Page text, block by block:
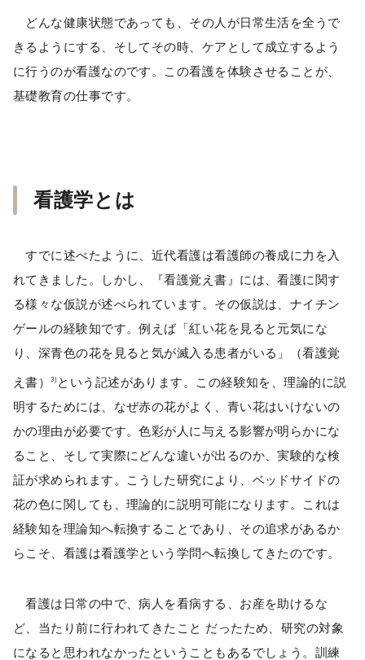
どんな健康状態であっても、その人が日常生活を全うで
きるようにする、そしてその時、ケアとして成立するよう
に行うのが看護なのです。この看護を体験させることが、
基礎教育の仕事です。
看護学とは
すでに述べたように、近代看護は看護師の養成に力を入
れてきました。しかし、『看護覚え書』には、看護に関す
る様々な仮説が述べられています。その仮説は、ナイチン
ゲールの経験知です。例えば「紅い花を見ると元気にな
り、深青色の花を見ると気が滅入る患者がいる」（看護覚
え書）3) という記述があります。この経験知を、理論的に説
明するためには、なぜ赤の花がよく、青い花はいけないの
かの理由が必要です。色彩が人に与える影響が明らかにな
ること、そして実際にどんな違いが出るのか、実験的な検
証が求められます。こうした研究により、ベッドサイドの
花の色に関しても、理論的に説明可能になります。これは
経験知を理論知へ転換することであり、その追求があるか
らこそ、看護は看護学という学問へ転換してきたのです。
看護は日常の中で、病人を看病する、お産を助けるな
ど、当たり前に行われてきたこと だったため、研究の対象
になると思われなかったということもあるでしょう。訓練